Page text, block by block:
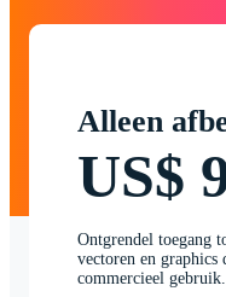
Alleen
US$
Ontgrendel toegang
vectoren en
commercieel